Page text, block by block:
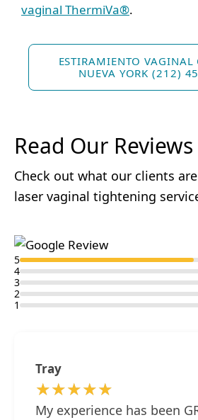
vaginal ThermiVa®.
ESTIRAMIENTO VAGINAL
NUEVA YORK (212)
Read Our Reviews
Check out what our clients
laser vaginal tightening
5
4
3
2
1
Tray
★★★★★
★★★★★
My experience has been